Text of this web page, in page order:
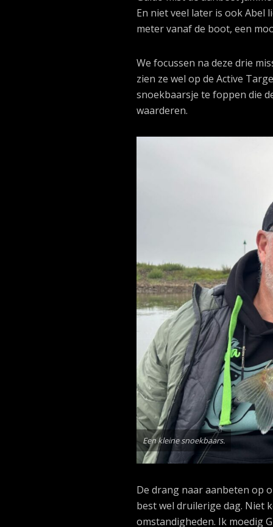
En niet veel later is ook Abel
meter vanaf de boot, een
We focussen na deze drie
zien ze wel op de Active
snoekbaarsje te foppen die
waarderen.
Een kleine snoekbaars.
De drang naar aanbeten op
best wel druilerige dag. Niet
omstandigheden. Ik moedig